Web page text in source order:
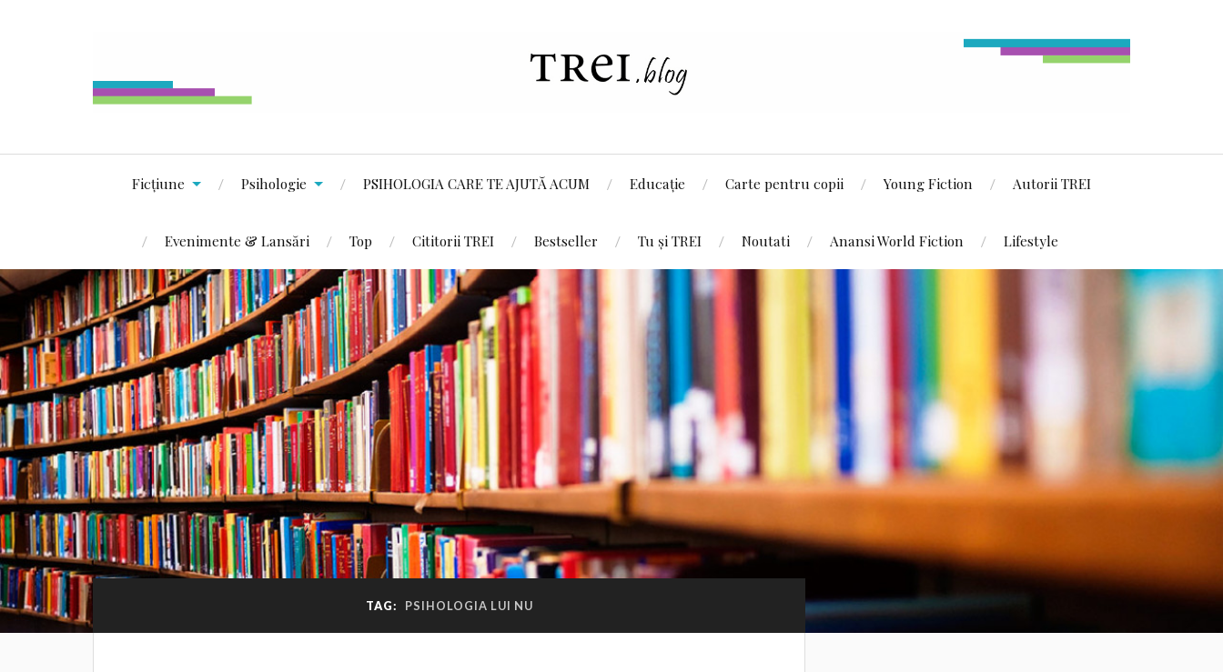
Ficțiune Psihologie PSIHOLOGIA CARE TE AJUTĂ ACUM Educație Carte pentru copii Young Fiction Autorii TREI
Evenimente & Lansări Top Cititorii TREI Bestseller Tu și TREI Noutati Anansi World Fiction Lifestyle
TAG: PSIHOLOGIA LUI NU